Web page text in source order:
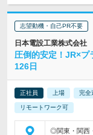
志望動機・自己PR不要
日本電設工業株式会社
圧倒的安定！JR×プ
126日
正社員 上場 完全
リモートワーク可
◎関東・関西